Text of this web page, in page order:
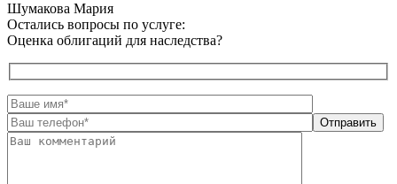
Шумакова Мария
Остались вопросы по услуге:
Оценка облигаций для наследства?